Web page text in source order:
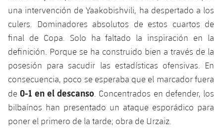
Ciutat Esportiva
La Masia
plusicon
más
Servicios
Servicios Médicos
Accesibilidad
plusicon
más
Acreditaciones
Instalaciones
SUB9 A
SUB9 B
SUB8 A
SUB8 B
Historia
Palmarés
Mini
Clasificaciones
Jugadores
Fotos
Historia
Palmarés
Clasificaciones
Jugadores
Fotos
Cadete A
Cadete B
Infantil A
Infantil B
Actualidad
Calendario
Entradas
Clasificaciones
Barça Atlètic
Actualidad
Calendario
Resultados
Jugadores
Base
Actualidad
Juvenil
Campus Verano
PLUSICON
MÁS
una intervención de Yaakobishvili, ha despertado a los
culers. Dominadores absolutos de estos cuartos de
final de Copa. Solo ha faltado la inspiración en la
definición. Porque se ha construido bien a través de la
posesión para sacudir las estadísticas ofensivas. En
consecuencia, poco se esperaba que el marcador fuera
de 0-1 en el descanso . Concentrados en defender, los
bilbaínos han presentado un ataque esporádico para
poner el primero de la tarde; obra de Urzaiz.